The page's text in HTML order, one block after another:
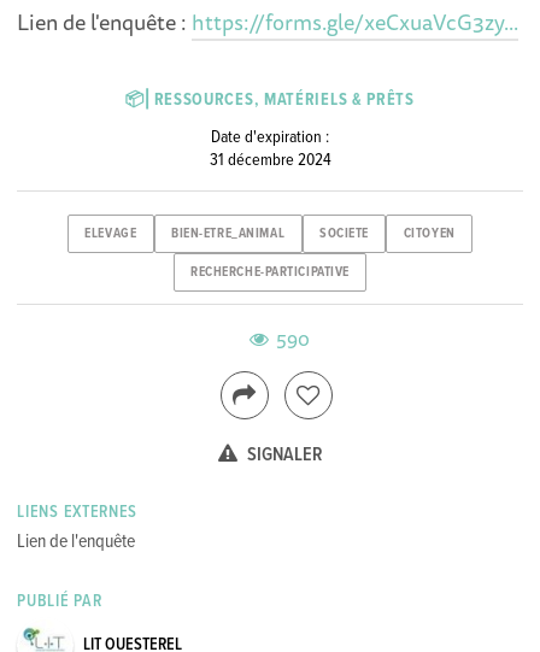
Lien de l'enquête : https://forms.gle/xeCxuaVcG3zy...
📦⎜RESSOURCES, MATÉRIELS & PRÊTS
Date d'expiration :
31 décembre 2024
ELEVAGE BIEN-ETRE_ANIMAL SOCIETE CITOYEN
RECHERCHE-PARTICIPATIVE
590
SIGNALER
LIENS EXTERNES
Lien de l'enquête
PUBLIÉ PAR
LIT OUESTEREL